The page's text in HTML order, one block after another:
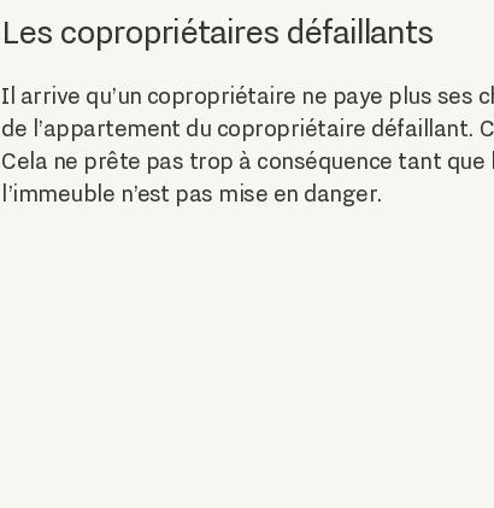
Les copropriétaires défaillants
Il arrive qu’un copropriétaire ne paye plus ses
de l’appartement du copropriétaire défaillant.
Cela ne prête pas trop à conséquence tant
l’immeuble n’est pas mise en danger.